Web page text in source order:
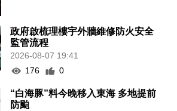
政府啟梳理樓宇外牆維修防火安全
監管流程
2026-08-07 19:41
176
0
“白海豚”料今晚移入東海 多地提前
防颱